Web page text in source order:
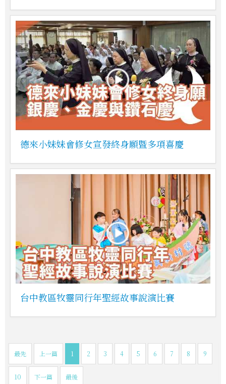
德來小妹妹會修女宣發終身願暨多項喜慶
台中教區牧靈同行年聖經故事說演比賽
最先 上一篇 1 2 3 4 5 6 7 8 9
10 下一篇 最後